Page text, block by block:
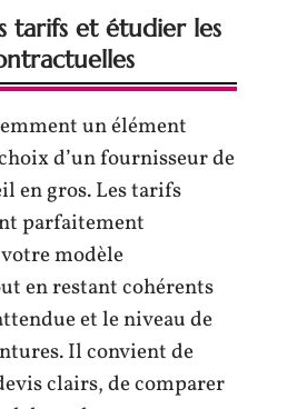
tarifs et étudier les
un élément
d’un fournisseur de
en gros. Les tarifs
parfaitement
modèle
en restant cohérents
et le niveau de
Il convient de
clairs, de comparer